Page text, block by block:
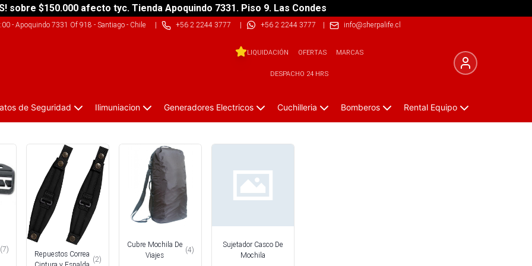
sobre $150.000 afecto tyc. Tienda Apoquindo 7331. Piso 9. Las Condes
- Apoquindo 7331 Of 918 - Santiago - Chile| +56 2 2244 3777 | +56 2 2244 3777 | info@sherpalife.cl
LIQUIDACIÓN OFERTAS MARCAS
DESPACHO 24 HRS
de Seguridad Ilimuniacion Generadores Electricos Cuchilleria Bomberos Rental Equipo
(7)
Repuestos Correa
(2)
Cubre Mochila De
Viajes
(4)
Sujetador Casco De
Mochila